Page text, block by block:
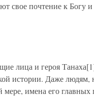
свое почтение к Богу
лица и героя
истории. Даже
мере, имена его